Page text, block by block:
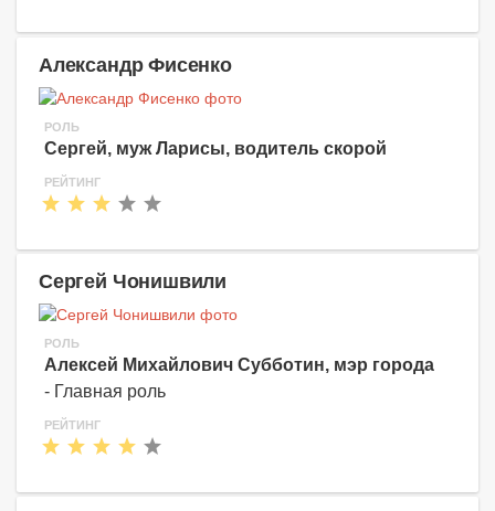
Александр Фисенко
РОЛЬ
Сергей, муж Ларисы, водитель скорой
РЕЙТИНГ
Сергей Чонишвили
РОЛЬ
Алексей Михайлович Субботин, мэр города
- Главная роль
РЕЙТИНГ